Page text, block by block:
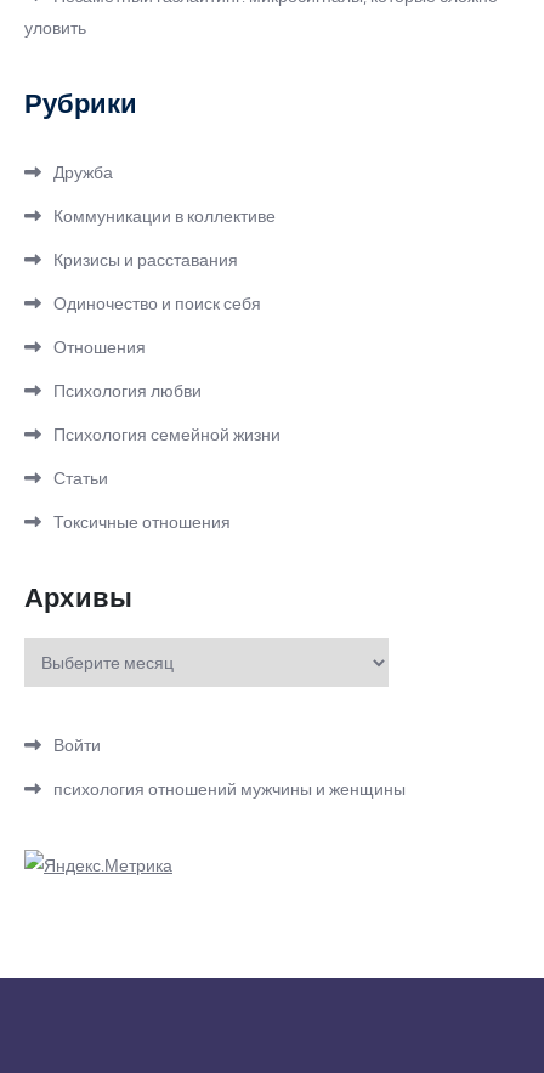
уловить
Рубрики
Дружба
Коммуникации в коллективе
Кризисы и расставания
Одиночество и поиск себя
Отношения
Психология любви
Психология семейной жизни
Статьи
Токсичные отношения
Архивы
Архивы
Войти
психология отношений мужчины и женщины